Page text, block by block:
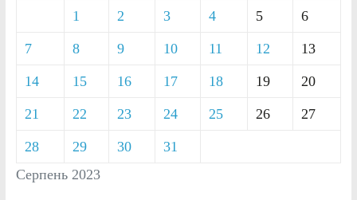
Серпень 2023
1 2 3 4 5 6
7 8 9 10 11 12 13
14 15 16 17 18 19 20
21 22 23 24 25 26 27
28 29 30 31